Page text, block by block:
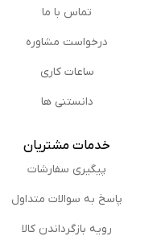
تماس با ما
درخواست مشاوره
ساعات کاری
دانستنی ها
خدمات مشتریان
پیگیری سفارشات
پاسخ به سوالات متداول
رویه بازگرداندن کالا